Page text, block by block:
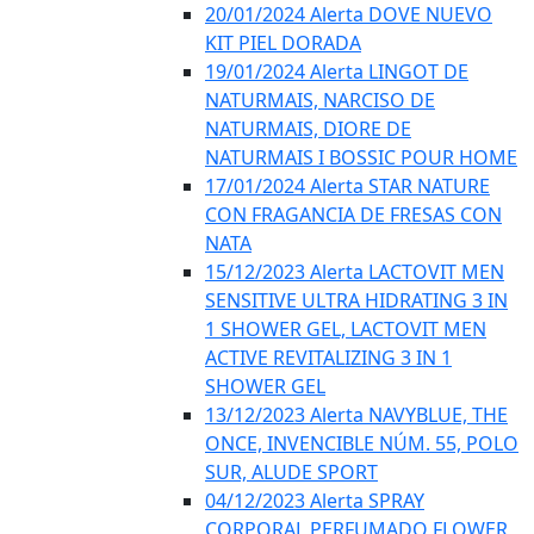
20/01/2024 Alerta DOVE NUEVO
KIT PIEL DORADA
19/01/2024 Alerta LINGOT DE
NATURMAIS, NARCISO DE
NATURMAIS, DIORE DE
NATURMAIS I BOSSIC POUR HOME
17/01/2024 Alerta STAR NATURE
CON FRAGANCIA DE FRESAS CON
NATA
15/12/2023 Alerta LACTOVIT MEN
SENSITIVE ULTRA HIDRATING 3 IN
1 SHOWER GEL, LACTOVIT MEN
ACTIVE REVITALIZING 3 IN 1
SHOWER GEL
13/12/2023 Alerta NAVYBLUE, THE
ONCE, INVENCIBLE NÚM. 55, POLO
SUR, ALUDE SPORT
04/12/2023 Alerta SPRAY